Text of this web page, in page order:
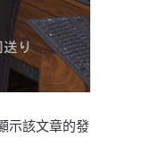
示該文章的發